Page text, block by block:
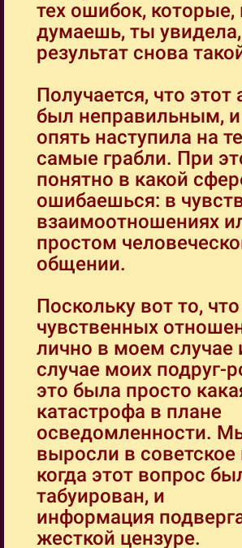
тех ошибок, которые,
думаешь, ты
результат снова
Получается, что этот
был неправильным,
опять наступила на
самые грабли. При
понятно в какой
ошибаешься: в
взаимоотношениях
простом
общении.
Поскольку вот то,
чувственных
лично в моем случае
случае моих подруг-
это была просто
катастрофа в плане
осведомленности.
выросли в советское
когда этот вопрос
табуирован, и
информация
жесткой цензуре.